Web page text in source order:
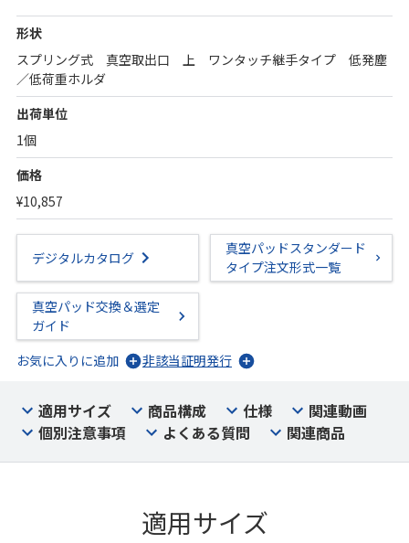
形状
スプリング式 真空取出口 上 ワンタッチ継手タイプ 低発塵
／低荷重ホルダ
出荷単位
1個
価格
¥10,857
デジタルカタログ
真空パッドスタンダード
タイプ注文形式一覧
真空パッド交換＆選定
ガイド
お気に入りに追加
非該当証明発行
適用サイズ 商品構成 仕様
関連動画
個別注意事項
よくある質問 関連商品
適用サイズ